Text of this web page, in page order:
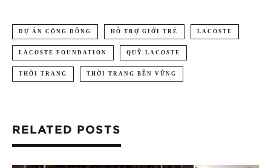
DỰ ÁN CỘNG ĐỒNG HỖ TRỢ GIỚI TRẺ LACOSTE
LACOSTE FOUNDATION QUỸ LACOSTE
THỜI TRANG THỜI TRANG BỀN VỮNG
RELATED POSTS